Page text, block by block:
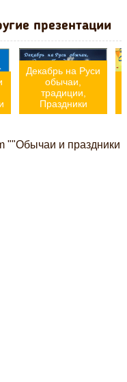
презентации
Декабрь на Руси
обычаи,
традиции,
Праздники
""Обычаи и праздники